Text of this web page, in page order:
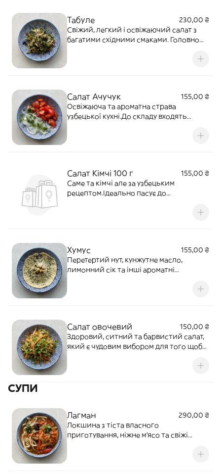
Табуле
230,00 ₴
Свіжий, легкий і освіжаючий салат з
багатими східними смаками. Головною
Салат Ачучук
155,00 ₴
Освіжаюча та ароматна страва
узбецької кухні.До складу входять
Салат Кімчі 100 г
155,00 ₴
Саме та кімчі але за узбецьким
рецептом.Ідеально пасує до
Хумус
155,00 ₴
Перетертий нут, кунжутне масло,
лимонний сік та інші ароматні
Салат овочевий
150,00 ₴
Здоровий, ситний та барвистий салат,
який є чудовим вибором для того щоб
СУПИ
Лагман
290,00 ₴
Локшина з тіста власного
приготування, ніжне м'ясо та свіжі
неповторний колорит, а лагмановий